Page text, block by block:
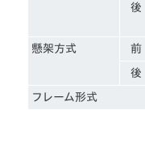
後
懸架方式 前
後
フレーム形式